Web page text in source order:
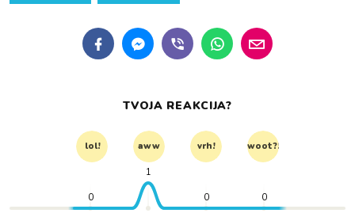
TVOJA REAKCIJA?
lol! aww vrh! woot?!
0
1
0 0